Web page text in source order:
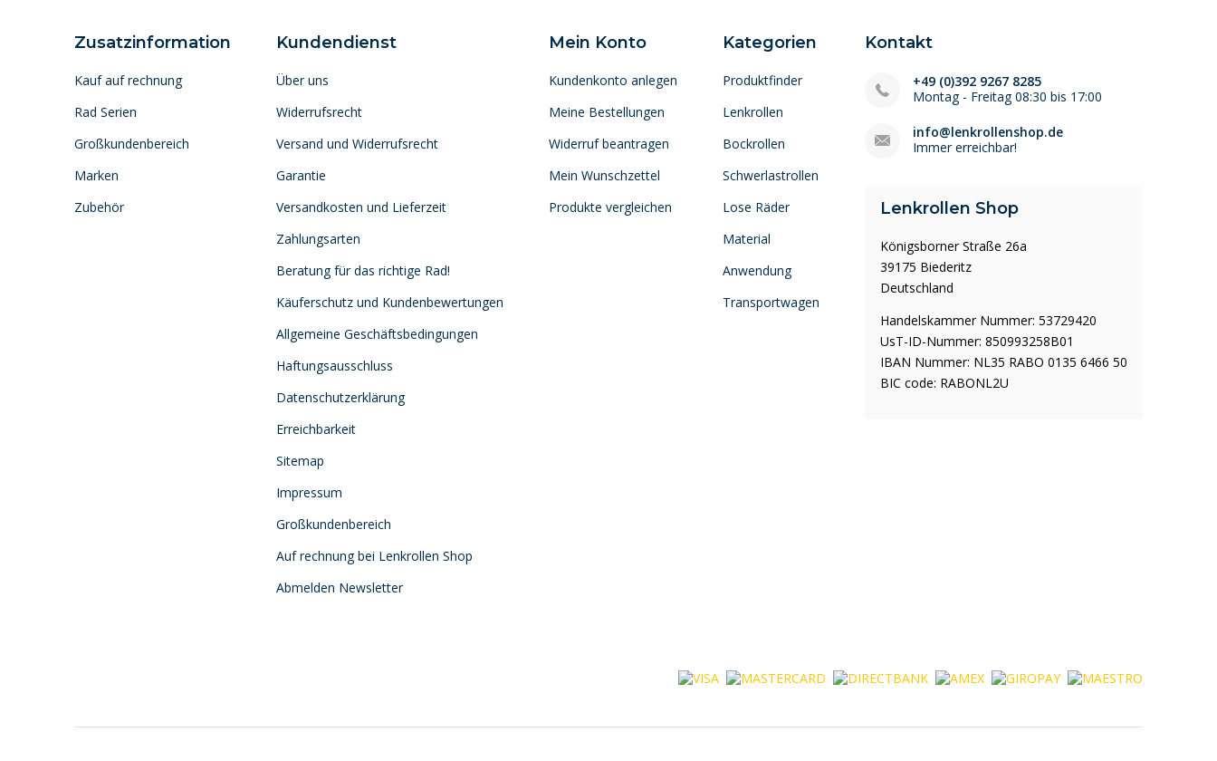
Zusatzinformation
Kauf auf rechnung
Rad Serien
Großkundenbereich
Marken
Zubehör
Kundendienst
Über uns
Widerrufsrecht
Versand und Widerrufsrecht
Garantie
Versandkosten und Lieferzeit
Zahlungsarten
Beratung für das richtige Rad!
Käuferschutz und Kundenbewertungen
Allgemeine Geschäftsbedingungen
Haftungsausschluss
Datenschutzerklärung
Erreichbarkeit
Sitemap
Impressum
Großkundenbereich
Auf rechnung bei Lenkrollen Shop
Abmelden Newsletter
Mein Konto
Kundenkonto anlegen
Meine Bestellungen
Widerruf beantragen
Mein Wunschzettel
Produkte vergleichen
Kategorien
Produktfinder
Lenkrollen
Bockrollen
Schwerlastrollen
Lose Räder
Material
Anwendung
Transportwagen
Kontakt
+49 (0)392 9267 8285
Montag - Freitag 08:30 bis 17:00
info@lenkrollenshop.de
Immer erreichbar!
Lenkrollen Shop
Königsborner Straße 26a
39175 Biederitz
Deutschland
Handelskammer Nummer: 53729420
UsT-ID-Nummer: 850993258B01
IBAN Nummer: NL35 RABO 0135 6466 50
BIC code: RABONL2U